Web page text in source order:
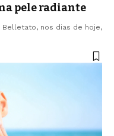
pele radiante
Belletato, nos dias de hoje,